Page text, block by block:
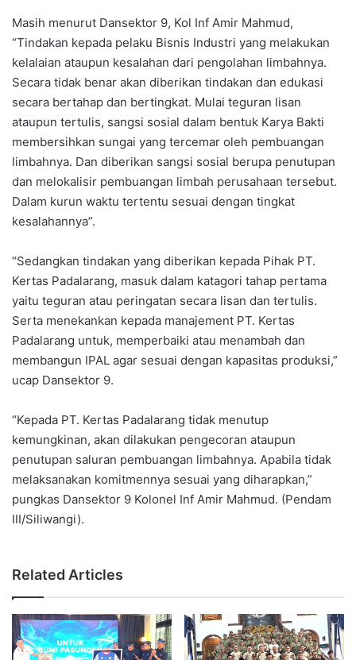
Masih menurut Dansektor 9, Kol Inf Amir Mahmud,
“Tindakan kepada pelaku Bisnis Industri yang melakukan
kelalaian ataupun kesalahan dari pengolahan limbahnya.
Secara tidak benar akan diberikan tindakan dan edukasi
secara bertahap dan bertingkat. Mulai teguran lisan
ataupun tertulis, sangsi sosial dalam bentuk Karya Bakti
membersihkan sungai yang tercemar oleh pembuangan
limbahnya. Dan diberikan sangsi sosial berupa penutupan
dan melokalisir pembuangan limbah perusahaan tersebut.
Dalam kurun waktu tertentu sesuai dengan tingkat
kesalahannya”.
“Sedangkan tindakan yang diberikan kepada Pihak PT.
Kertas Padalarang, masuk dalam katagori tahap pertama
yaitu teguran atau peringatan secara lisan dan tertulis.
Serta menekankan kepada manajement PT. Kertas
Padalarang untuk, memperbaiki atau menambah dan
membangun IPAL agar sesuai dengan kapasitas produksi,”
ucap Dansektor 9.
“Kepada PT. Kertas Padalarang tidak menutup
kemungkinan, akan dilakukan pengecoran ataupun
penutupan saluran pembuangan limbahnya. Apabila tidak
melaksanakan komitmennya sesuai yang diharapkan,”
pungkas Dansektor 9 Kolonel Inf Amir Mahmud. (Pendam
III/Siliwangi).
Related Articles